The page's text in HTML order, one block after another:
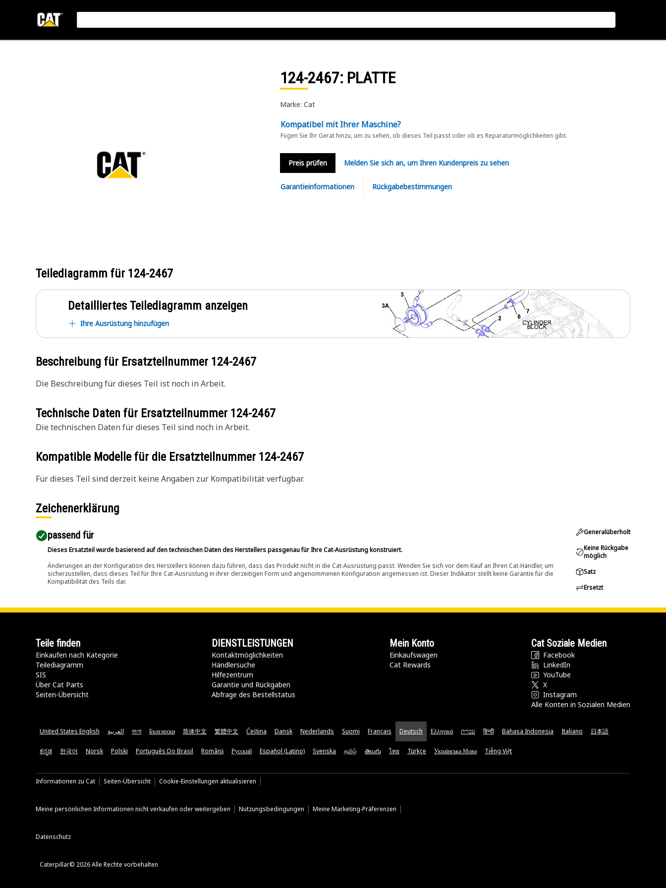
124-2467: PLATTE
Marke: Cat
Kompatibel mit Ihrer Maschine?
Fügen Sie Ihr Gerät hinzu, um zu sehen, ob dieses Teil passt oder ob es Reparaturmöglichkeiten gibt.
Preis prüfen Melden Sie sich an, um Ihren Kundenpreis zu sehen
Garantieinformationen Rückgabebestimmungen
Teilediagramm für 124-2467
Detailliertes Teilediagramm anzeigen
Ihre Ausrüstung hinzufügen
Beschreibung für Ersatzteilnummer 124-2467
Die Beschreibung für dieses Teil ist noch in Arbeit.
Technische Daten für Ersatzteilnummer 124-2467
Die technischen Daten für dieses Teil sind noch in Arbeit.
Kompatible Modelle für die Ersatzteilnummer 124-2467
Für dieses Teil sind derzeit keine Angaben zur Kompatibilität verfügbar.
Zeichenerklärung
passend für​
Dieses Ersatzteil wurde basierend auf den technischen Daten des Herstellers passgenau für Ihre Cat-Ausrüstung konstruiert.
Änderungen an der Konfiguration des Herstellers können dazu führen, dass das Produkt nicht in die Cat-Ausrüstung passt. Wenden Sie sich vor dem Kauf an Ihren Cat-Händler, um
sicherzustellen, dass dieses Teil für Ihre Cat-Ausrüstung in ihrer derzeitigen Form und angenommenen Konfiguration angemessen ist. Dieser Indikator stellt keine Garantie für die
Kompatibilität des Teils dar.
Generalüberholt
Keine Rückgabe
möglich
Satz
Ersetzt
Teile finden
Einkaufen nach Kategorie
Teilediagramm
SIS
Über Cat Parts
Seiten-Übersicht
DIENSTLEISTUNGEN
Kontaktmöglichkeiten​
Händlersuche
Hilfezentrum
Garantie und Rückgaben
Abfrage des Bestellstatus
Mein Konto
Einkaufswagen
Cat Rewards
Cat Soziale Medien
Facebook
LinkedIn
YouTube
X
Instagram
Alle Konten in Sozialen Medien
United States English العربية বাংলা Български 简体中文 繁體中文 Čeština Dansk Nederlands Suomi Français Deutsch Ελληνικά עברית हिन्दी Bahasa Indonesia Italiano 日本語
ಕನ್ನಡ 한국어 Norsk Polski Português Do Brasil Română Русский Español (Latino) Svenska தமிழ் తెలుగు ไทย Türkçe Українська Мова Tiếng Việt
Informationen zu Cat Seiten-Übersicht Cookie-Einstellungen aktualisieren
Meine persönlichen Informationen nicht verkaufen oder weitergeben Nutzungsbedingungen Meine Marketing-Präferenzen
Datenschutz
Caterpillar© 2026 Alle Rechte vorbehalten